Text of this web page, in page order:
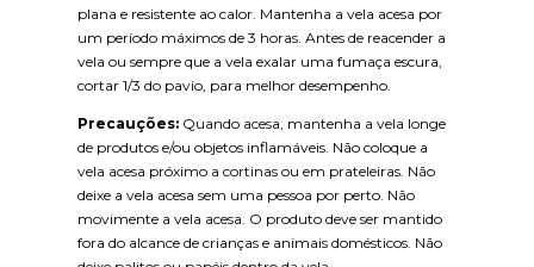
plana e resistente ao calor. Mantenha a vela acesa por
um período máximos de 3 horas. Antes de reacender a
vela ou sempre que a vela exalar uma fumaça escura,
cortar 1/3 do pavio, para melhor desempenho.
Precauções: Quando acesa, mantenha a vela longe
de produtos e/ou objetos inflamáveis. Não coloque a
vela acesa próximo a cortinas ou em prateleiras. Não
deixe a vela acesa sem uma pessoa por perto. Não
movimente a vela acesa. O produto deve ser mantido
fora do alcance de crianças e animais domésticos. Não